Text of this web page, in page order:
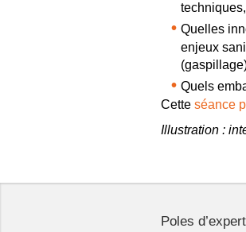
Quelles
enjeux
Quels
Cette séance
Illustration :
Poles